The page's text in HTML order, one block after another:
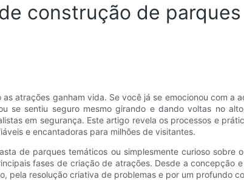
construção de
atrações ganham vida. Se você já se emocionou com a
se sentiu seguro mesmo girando e dando voltas no
em segurança. Este artigo revela os processos e
​​e encantadoras para milhões de visitantes.
de parques temáticos ou simplesmente curioso
fases de criação de atrações. Desde a
pela resolução criativa de problemas e por um profundo